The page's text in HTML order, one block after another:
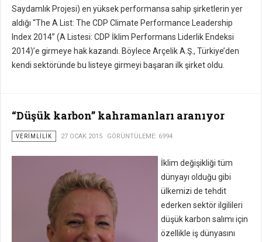
Saydamlık Projesi) en yüksek performansa sahip şirketlerin yer
aldığı “The A List: The CDP Climate Performance Leadership
Index 2014” (A Listesi: CDP İklim Performans Liderlik Endeksi
2014)’e girmeye hak kazandı. Böylece Arçelik A.Ş., Türkiye’den
kendi sektöründe bu listeye girmeyi başaran ilk şirket oldu.
“Düşük karbon” kahramanları aranıyor
VERIMLILIK 27 OCAK 2015 GÖRÜNTÜLEME: 6994
İklim değişikliği tüm
dünyayı olduğu gibi
ülkemizi de tehdit
ederken sektör ilgilileri
düşük karbon salımı için
özellikle iş dünyasını